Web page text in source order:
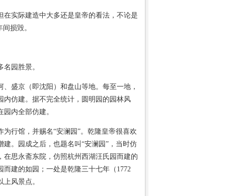
实际建造中大多还是皇帝的看法，不论是
损毁。
园胜景。
盛京（即沈阳）和盘山等地。每至一地，
内仿建。据不完全统计，圆明园的园林风
内全部仿建。
行馆，并赐名“安澜园”。乾隆皇帝很喜欢
。园成之后，也题名叫“安澜园”，当时仿
思永斋东院，仿照杭州西湖汪氏园而建的
建的如园；一处是乾隆三十七年（1772
风景点。